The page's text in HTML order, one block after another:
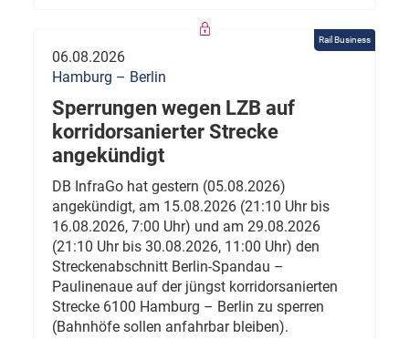
Rail Business
06.08.2026
Hamburg – Berlin
Sperrungen wegen LZB auf
korridorsanierter Strecke
angekündigt
DB InfraGo hat gestern (05.08.2026)
angekündigt, am 15.08.2026 (21:10 Uhr bis
16.08.2026, 7:00 Uhr) und am 29.08.2026
(21:10 Uhr bis 30.08.2026, 11:00 Uhr) den
Streckenabschnitt Berlin-Spandau –
Paulinenaue auf der jüngst korridorsanierten
Strecke 6100 Hamburg – Berlin zu sperren
(Bahnhöfe sollen anfahrbar bleiben).